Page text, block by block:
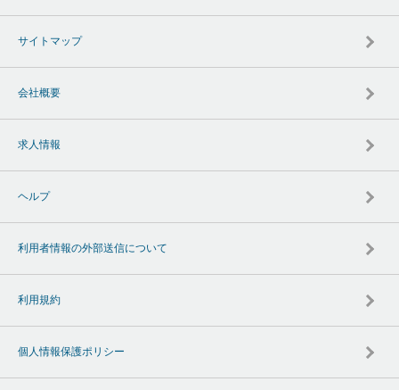
サイトマップ
会社概要
求人情報
ヘルプ
利用者情報の外部送信について
利用規約
個人情報保護ポリシー